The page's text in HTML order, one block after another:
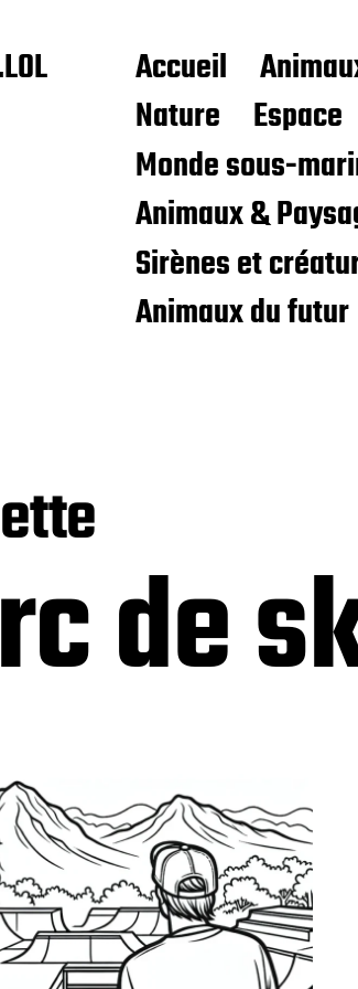
Accueil
Nature
Espace
Monde sous-
Animaux &
Sirènes et
Animaux du futur
de